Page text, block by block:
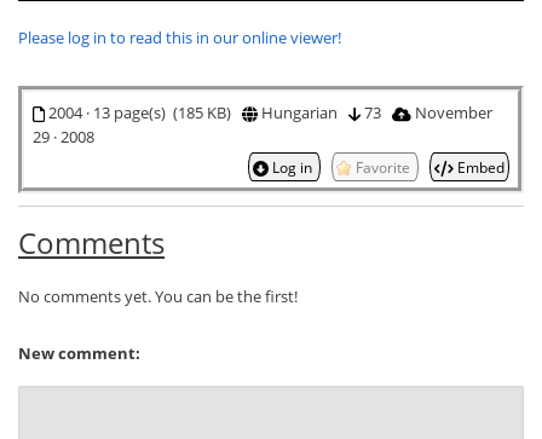
Please log in to read this in our online viewer!
2004 · 13 page(s) (185 KB) Hungarian 73
November
29 · 2008
Log in Favorite Embed
Comments
No comments yet. You can be the first!
New comment: